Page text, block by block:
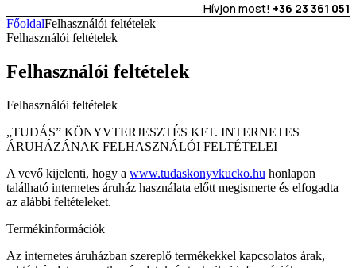
Hívjon most! +36 23 361 051
FőoldalFelhasználói feltételek
Felhasználói feltételek
Felhasználói feltételek
Felhasználói feltételek
„TUDÁS” KÖNYVTERJESZTÉS KFT. INTERNETES
ÁRUHÁZÁNAK FELHASZNÁLÓI FELTÉTELEI
A vevő kijelenti, hogy a www.tudaskonyvkucko.hu honlapon
található internetes áruház használata előtt megismerte és elfogadta
az alábbi feltételeket.
Termékinformációk
Az internetes áruházban szereplő termékekkel kapcsolatos árak,